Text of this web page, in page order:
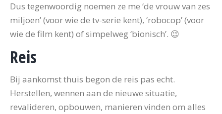
Dus tegenwoordig noemen ze me ‘de vrouw van zes
miljoen’ (voor wie de tv-serie kent), ‘robocop’ (voor
wie de film kent) of simpelweg ‘bionisch’. 😉
Reis
Bij aankomst thuis begon de reis pas echt.
Herstellen, wennen aan de nieuwe situatie,
revalideren, opbouwen, manieren vinden om alles